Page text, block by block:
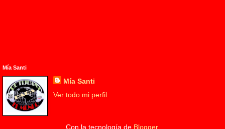
Mía Santi
Mía Santi
Ver todo mi perfil
Con la tecnología de Blogger.